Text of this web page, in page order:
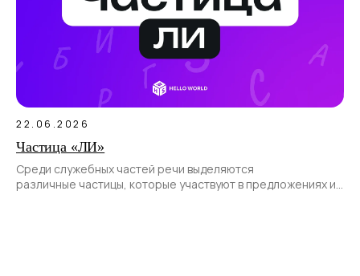
22.06.2026
Частица «ЛИ»
Среди служебных частей речи выделяются
различные частицы, которые участвуют в предложениях и